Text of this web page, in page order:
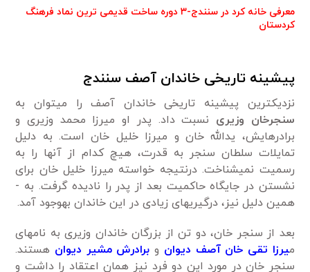
معرفی خانه کرد در سنندج-۳ دوره ساخت قدیمی ترین نماد فرهنگ
کردستان
پیشینه تاریخی خاندان آصف سنندج
نزدیک­ترین پیشینه تاریخی خاندان آصف را می­توان به
سنجرخان وزیری نسبت داد. پدر او میرزا محمد وزیری و
برادرهایش، یدالله خان و میرزا خلیل خان است. به ­دلیل
تمایلات سلطان سنجر به قدرت، هیچ ­کدام از آن­ها را به
رسمیت نمی­شناخت. درنتیجه خواسته میرزا خلیل خان برای
نشستن در جایگاه حاکمیت بعد از پدر را نادیده گرفت. به ­
همین دلیل نیز، درگیری­های زیادی در این خاندان به­وجود آمد.
بعد از سنجر خان، دو تن از بزرگان خاندان وزیری به نام­های
میرزا تقی خان آصف دیوان و برادرش مشیر دیوان هستند.
سنجر خان در مورد این دو فرد نیز همان اعتقاد را داشت و